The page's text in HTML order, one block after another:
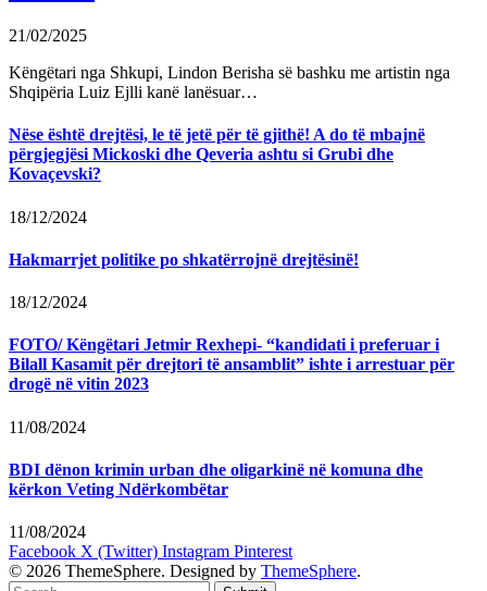
21/02/2025
Këngëtari nga Shkupi, Lindon Berisha së bashku me artistin nga
Shqipëria Luiz Ejlli kanë lanësuar…
Nëse është drejtësi, le të jetë për të gjithë! A do të mbajnë
përgjegjësi Mickoski dhe Qeveria ashtu si Grubi dhe
Kovaçevski?
18/12/2024
Hakmarrjet politike po shkatërrojnë drejtësinë!
18/12/2024
FOTO/ Këngëtari Jetmir Rexhepi- “kandidati i preferuar i
Bilall Kasamit për drejtori të ansamblit” ishte i arrestuar për
drogë në vitin 2023
11/08/2024
BDI dënon krimin urban dhe oligarkinë në komuna dhe
kërkon Veting Ndërkombëtar
11/08/2024
Facebook X (Twitter) Instagram Pinterest
© 2026 ThemeSphere. Designed by ThemeSphere.